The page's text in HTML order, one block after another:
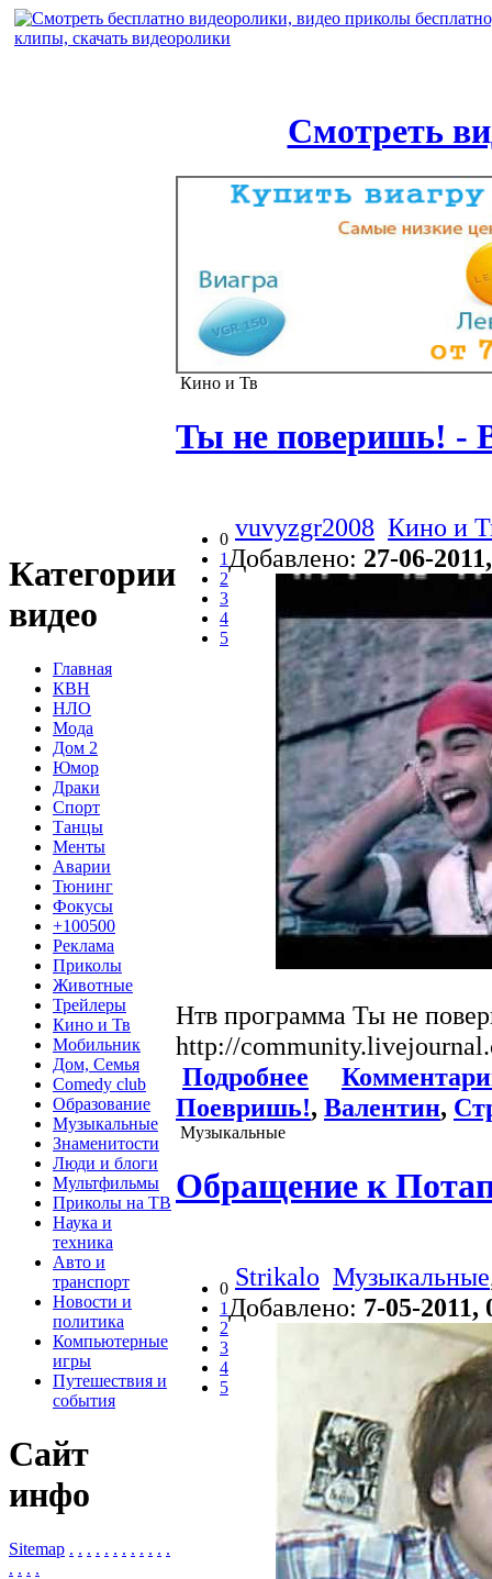
Смотреть
Категории
видео
Главная
КВН
НЛО
Мода
Дом 2
Юмор
Драки
Спорт
Танцы
Менты
Аварии
Тюнинг
Фокусы
+100500
Реклама
Приколы
Животные
Трейлеры
Кино и Тв
Мобильник
Дом, Семья
Comedy club
Образование
Музыкальные
Знаменитости
Люди и блоги
Мультфильмы
Приколы на ТВ
Наука и
техника
Авто и
транспорт
Новости и
политика
Компьютерные
игры
Путешествия и
события
Сайт
инфо
Sitemap . . . . . . . . . . . .
. . . .
Кино и Тв
Ты не поверишь! -
0
1
2
3
4
5
vuvyzgr2008 Кино и
Добавлено: 27-06-
Нтв программа Ты не
http://
Подробнее
Поевришь!, Валентин,
Музыкальные
Обращение к
0
1
2
3
4
5
Strikalo Музыкальные
Добавлено: 7-05-2011,